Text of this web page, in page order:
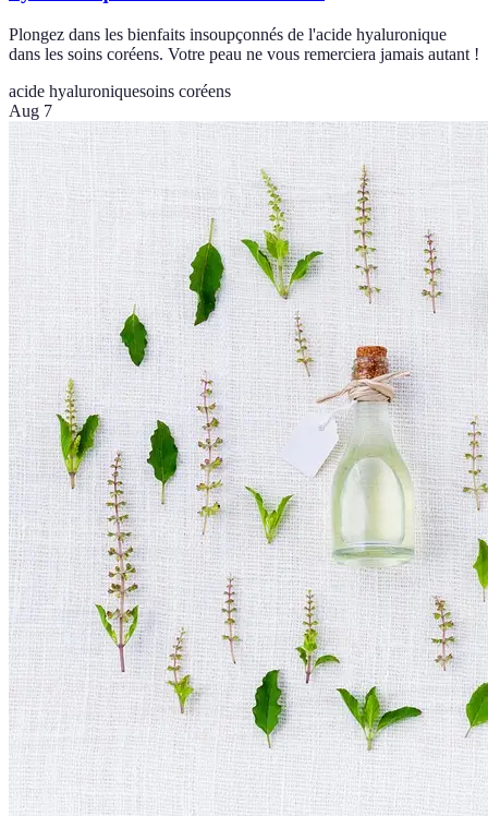
Plongez dans les bienfaits insoupçonnés de l'acide hyaluronique
dans les soins coréens. Votre peau ne vous remerciera jamais autant !
acide hyaluroniquesoins coréens
Aug 7